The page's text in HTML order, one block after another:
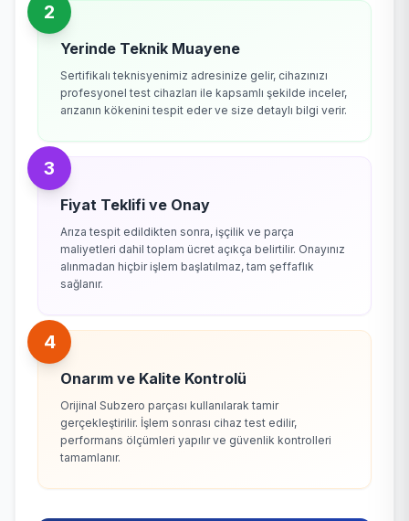
2
Yerinde Teknik Muayene
Sertifikalı teknisyenimiz adresinize gelir, cihazınızı
profesyonel test cihazları ile kapsamlı şekilde inceler,
arızanın kökenini tespit eder ve size detaylı bilgi verir.
3
Fiyat Teklifi ve Onay
Arıza tespit edildikten sonra, işçilik ve parça
maliyetleri dahil toplam ücret açıkça belirtilir. Onayınız
alınmadan hiçbir işlem başlatılmaz, tam şeffaflık
sağlanır.
4
Onarım ve Kalite Kontrolü
Orijinal Subzero parçası kullanılarak tamir
gerçekleştirilir. İşlem sonrası cihaz test edilir,
performans ölçümleri yapılır ve güvenlik kontrolleri
tamamlanır.